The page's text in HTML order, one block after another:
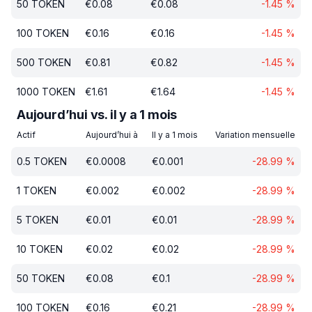
50 TOKEN €0.08 €0.08 -1.45 %
100 TOKEN €0.16 €0.16 -1.45 %
500 TOKEN €0.81 €0.82 -1.45 %
1000 TOKEN €1.61 €1.64 -1.45 %
Aujourd’hui vs. il y a 1 mois
Actif Aujourd’hui à Il y a 1 mois Variation mensuelle
0.5 TOKEN €0.0008 €0.001 -28.99 %
1 TOKEN €0.002 €0.002 -28.99 %
5 TOKEN €0.01 €0.01 -28.99 %
10 TOKEN €0.02 €0.02 -28.99 %
50 TOKEN €0.08 €0.1 -28.99 %
100 TOKEN €0.16 €0.21 -28.99 %